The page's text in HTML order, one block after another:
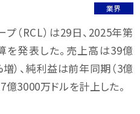
業界
プ（RCL）は29日、2025年第
を発表した。売上高は39億
）、純利益は前年同期（3億
3000万ドルを計上した。